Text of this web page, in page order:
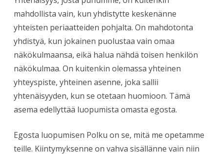
mahdollista vain, kun yhdistytte keskenänne
yhteisten periaatteiden pohjalta. On mahdotonta
yhdistyä, kun jokainen puolustaa vain omaa
näkökulmaansa, eikä halua nähdä toisen henkilön
näkökulmaa. On kuitenkin olemassa yhteinen
yhteyspiste, yhteinen asenne, joka sallii
yhtenäisyyden, kun se otetaan huomioon. Tämä
asema edellyttää luopumista omasta egosta.
Egosta luopumisen Polku on se, mitä me opetamme
teille. Kiintymyksenne on vahva sisällänne vain niin